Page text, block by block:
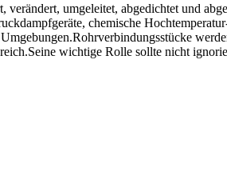
umgeleitet, abgedichtet und
chemische
wichtige Rolle sollte nicht